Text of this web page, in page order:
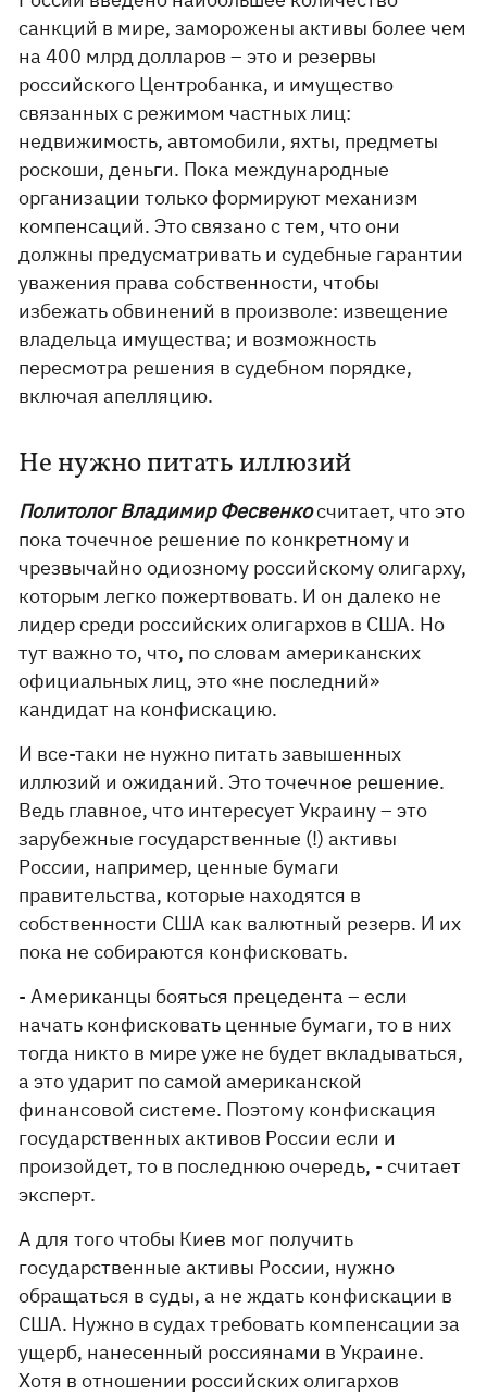
санкций в мире, заморожены активы более чем
на 400 млрд долларов – это и резервы
российского Центробанка, и имущество
связанных с режимом частных лиц:
недвижимость, автомобили, яхты, предметы
роскоши, деньги. Пока международные
организации только формируют механизм
компенсаций. Это связано с тем, что они
должны предусматривать и судебные гарантии
уважения права собственности, чтобы
избежать обвинений в произволе: извещение
владельца имущества; и возможность
пересмотра решения в судебном порядке,
включая апелляцию.
Не нужно питать иллюзий
Политолог Владимир Фесвенкосчитает, что это
пока точечное решение по конкретному и
чрезвычайно одиозному российскому олигарху,
которым легко пожертвовать. И он далеко не
лидер среди российских олигархов в США. Но
тут важно то, что, по словам американских
официальных лиц, это «не последний»
кандидат на конфискацию.
И все-таки не нужно питать завышенных
иллюзий и ожиданий. Это точечное решение.
Ведь главное, что интересует Украину – это
зарубежные государственные (!) активы
России, например, ценные бумаги
правительства, которые находятся в
собственности США как валютный резерв. И их
пока не собираются конфисковать.
- Американцы бояться прецедента – если
начать конфисковать ценные бумаги, то в них
тогда никто в мире уже не будет вкладываться,
а это ударит по самой американской
финансовой системе. Поэтому конфискация
государственных активов России если и
произойдет, то в последнюю очередь, - считает
эксперт.
А для того чтобы Киев мог получить
государственные активы России, нужно
обращаться в суды, а не ждать конфискации в
США. Нужно в судах требовать компенсации за
ущерб, нанесенный россиянами в Украине.
Хотя в отношении российских олигархов